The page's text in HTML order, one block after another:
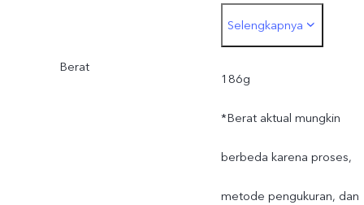
bervariasi.
Selengkapnya
Berat
186g
*Berat aktual mungkin
berbeda karena proses,
metode pengukuran, dan